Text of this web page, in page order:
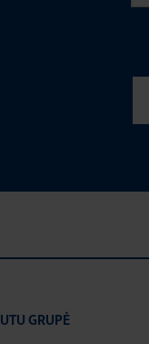
UTU GRUPĖ